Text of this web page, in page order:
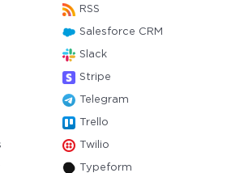
RSS
Salesforce CRM
Slack
Stripe
Telegram
Trello
Twilio
Typeform